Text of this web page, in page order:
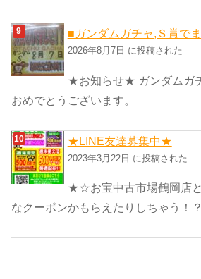
■ガンダムガチャ,Ｓ賞で
2026年8月7日 に投稿された
★お知らせ★ ガンダムガ
おめでとうございます。
★LINE友達募集中★
2023年3月22日 に投稿された
★☆お宝中古市場鶴岡店
なクーポンかもらえたりしちゃう